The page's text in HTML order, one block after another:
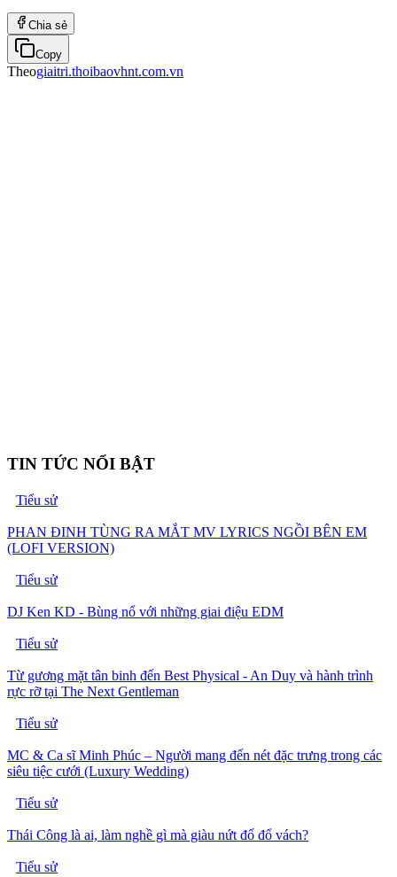
Chia sẻ
Copy
Theogiaitri.thoibaovhnt.com.vn
TIN TỨC NỔI BẬT
Tiểu sử
PHAN ĐINH TÙNG RA MẮT MV LYRICS NGỒI BÊN EM
(LOFI VERSION)
Tiểu sử
DJ Ken KD - Bùng nổ với những giai điệu EDM
Tiểu sử
Từ gương mặt tân binh đến Best Physical - An Duy và hành trình
rực rỡ tại The Next Gentleman
Tiểu sử
MC & Ca sĩ Minh Phúc – Người mang đến nét đặc trưng trong các
siêu tiệc cưới (Luxury Wedding)
Tiểu sử
Thái Công là ai, làm nghề gì mà giàu nứt đố đổ vách?
Tiểu sử